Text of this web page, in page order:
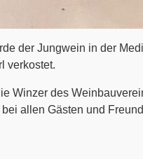
der Jungwein in der
verkostet.
Winzer des
allen Gästen und